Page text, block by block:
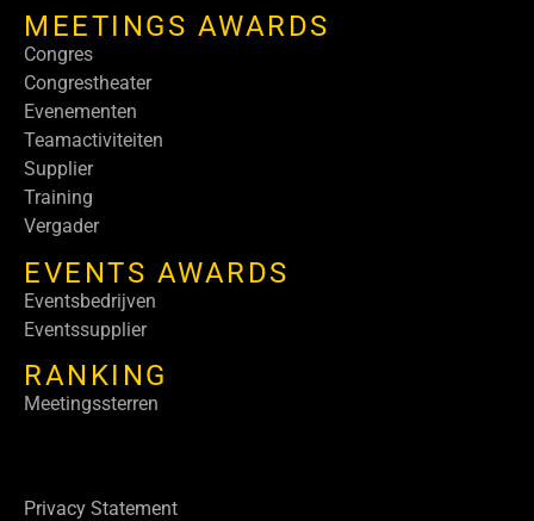
MEETINGS AWARDS
Congres
Congrestheater
Evenementen
Teamactiviteiten
Supplier
Training
Vergader
EVENTS AWARDS
Eventsbedrijven
Eventssupplier
RANKING
Meetingssterren
Privacy Statement